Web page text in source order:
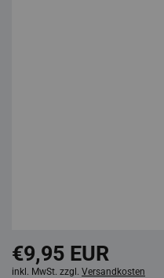
€9,95 EUR
inkl. MwSt. zzgl. Versandkosten